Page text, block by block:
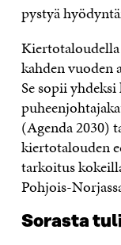
pystyä
kahden vuoden
Se sopii
(Agenda 2030)
kiertotalouden
tarkoitus
Pohjois-
Sorasta